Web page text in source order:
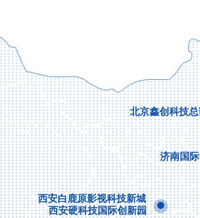
北京鑫创科技
济南国
西安白鹿原影视科技新城
西安硬科技国际创新园